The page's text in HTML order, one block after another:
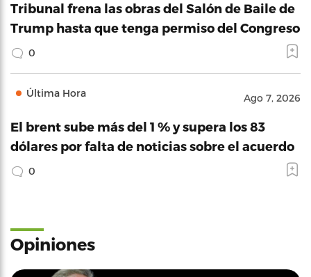
Tribunal frena las obras del Salón de Baile de
Trump hasta que tenga permiso del Congreso
0
Última Hora Ago 7, 2026
El brent sube más del 1 % y supera los 83
dólares por falta de noticias sobre el acuerdo
0
Opiniones